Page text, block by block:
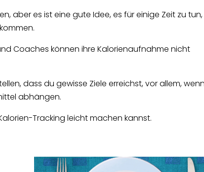
aber es ist eine gute Idee, es für einige Zeit zu
Coaches können ihre Kalorienaufnahme nicht
dass du gewisse Ziele erreichst, vor allem,
abhängen.
Tracking leicht machen kannst.